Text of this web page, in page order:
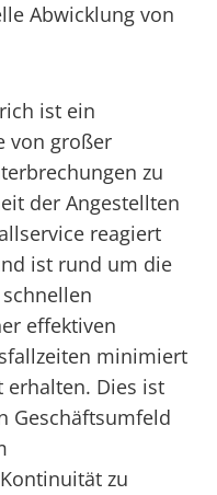
Abwicklung von
ist ein
von großer
zu
der Angestellten
reagiert
ist rund um die
effektiven
minimiert
Dies ist
Geschäftsumfeld
zu